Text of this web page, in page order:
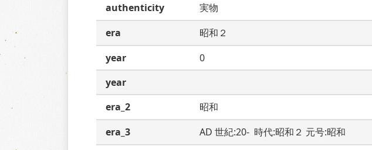
authenticity
実物
era
昭和２
year
0
year
era_2
昭和
era_3
AD 世紀:20-  時代:昭和２ 元号:昭和